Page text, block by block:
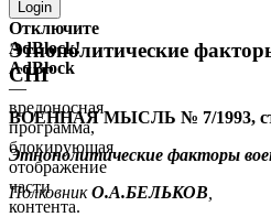
Отключите
AdBlock!
AdBlock
—
вредоносная
программа,
блокирующая
отображение
части
контента.
Этнополитические
СНГ
ВОЕННАЯ МЫСЛЬ № 7/1993,
Этнополитические факторы
ПолковникО.А.БЕЛЬКОВ